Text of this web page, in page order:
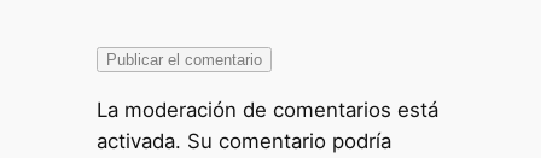
La moderación de comentarios está
activada. Su comentario podría